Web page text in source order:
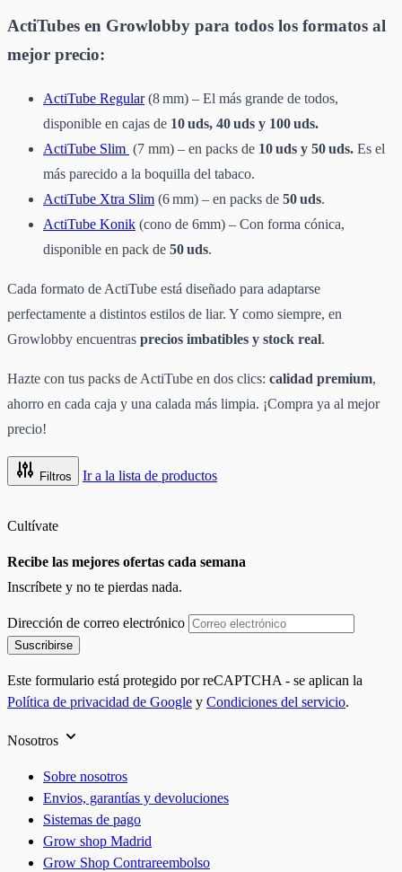
Filtros Ir a la lista de productos
ActiTubes en Growlobby para todos los formatos al
mejor precio:
ActiTube Regular(8 mm) – El más grande de todos,
disponible en cajas de 10 uds, 40 uds y 100 uds.
ActiTube Slim (7 mm) – en packs de 10 uds y 50 uds. Es el
más parecido a la boquilla del tabaco.
ActiTube Xtra Slim (6 mm) – en packs de 50 uds.
ActiTube Konik (cono de 6mm) – Con forma cónica,
disponible en pack de 50 uds.
Cada formato de ActiTube está diseñado para adaptarse
perfectamente a distintos estilos de liar. Y como siempre, en
Growlobby encuentras precios imbatibles y stock real.
Hazte con tus packs de ActiTube en dos clics: calidad premium,
ahorro en cada caja y una calada más limpia. ¡Compra ya al mejor
precio!
Cultívate
Recibe las mejores ofertas cada semana
Inscríbete y no te pierdas nada.
Dirección de correo electrónico
Suscribirse
Este formulario está protegido por reCAPTCHA - se aplican la
Política de privacidad de Google y Condiciones del servicio.
Nosotros
Sobre nosotros
Envios, garantías y devoluciones
Sistemas de pago
Grow shop Madrid
Grow Shop Contrareembolso